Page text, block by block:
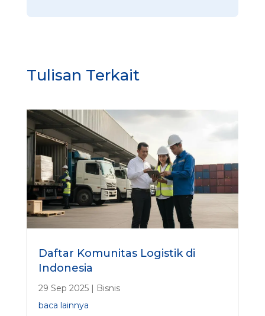
Tulisan Terkait
Daftar Komunitas Logistik di
Indonesia
29 Sep 2025| Bisnis
baca lainnya